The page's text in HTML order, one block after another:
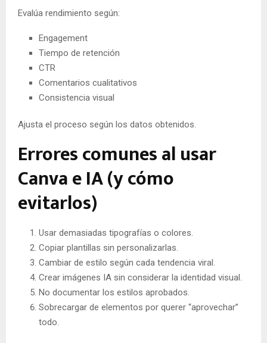
Evalúa rendimiento según:
Engagement
Tiempo de retención
CTR
Comentarios cualitativos
Consistencia visual
Ajusta el proceso según los datos obtenidos.
Errores comunes al usar
Canva e IA (y cómo
evitarlos)
Usar demasiadas tipografías o colores.
Copiar plantillas sin personalizarlas.
Cambiar de estilo según cada tendencia viral.
Crear imágenes IA sin considerar la identidad visual.
No documentar los estilos aprobados.
Sobrecargar de elementos por querer “aprovechar”
todo.